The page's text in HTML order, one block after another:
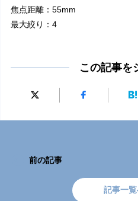
焦点距離：55mm
最大絞り：4
この記事を
前の記事
記事一